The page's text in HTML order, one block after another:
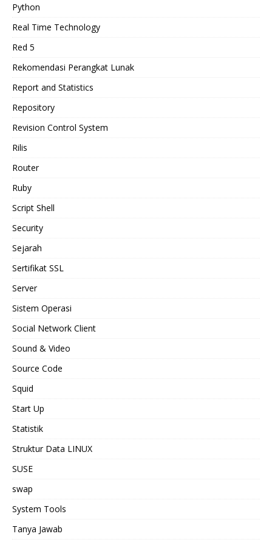
Python
Real Time Technology
Red 5
Rekomendasi Perangkat Lunak
Report and Statistics
Repository
Revision Control System
Rilis
Router
Ruby
Script Shell
Security
Sejarah
Sertifikat SSL
Server
Sistem Operasi
Social Network Client
Sound & Video
Source Code
Squid
Start Up
Statistik
Struktur Data LINUX
SUSE
swap
System Tools
Tanya Jawab